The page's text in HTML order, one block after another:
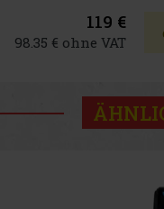
119 €
98.35 € ohne VAT